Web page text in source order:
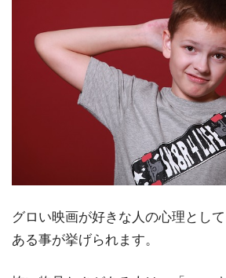
グロい映画が好きな人の心理とし
ある事が挙げられます。